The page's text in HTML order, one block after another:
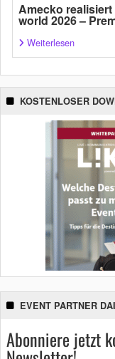
Amecko
world 2026 –
Weiterlesen
KOSTENLOSER
EVENT PARTNER
Abonniere jetzt